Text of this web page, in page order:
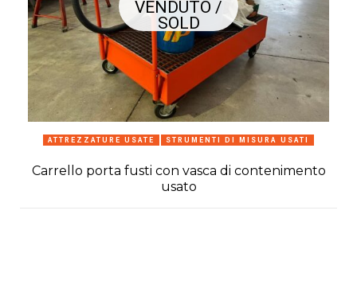
VENDUTO /
SOLD
ATTREZZATURE USATE STRUMENTI DI MISURA USATI
Carrello porta fusti con vasca di contenimento
usato